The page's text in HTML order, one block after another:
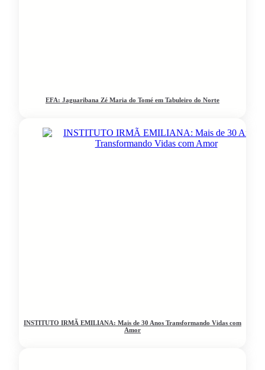
EFA: Jaguaribana Zé Maria do Tomé em Tabuleiro do Norte
INSTITUTO IRMÃ EMILIANA: Mais de 30 Anos Transformando Vidas com
Amor